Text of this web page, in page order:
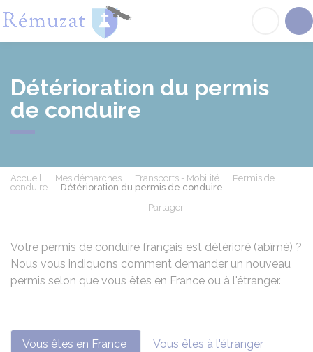
Détérioration du permis
de conduire
Accueil Mes démarches Transports - Mobilité
Permis de
conduire
Détérioration du permis de conduire
Partager
Votre permis de conduire français est détérioré (abîmé) ?
Nous vous indiquons comment demander un nouveau
permis selon que vous êtes en France ou à l'étranger.
Vous êtes en France Vous êtes à l'étranger